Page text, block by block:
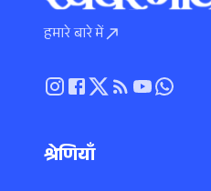
हमारे बारे में
श्रेणियाँ